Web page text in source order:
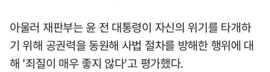
아울러 재판부는 윤 전 대통령이 자신의 위기를 타개하
기 위해 공권력을 동원해 사법 절차를 방해한 행위에 대
해 '죄질이 매우 좋지 않다'고 평가했다.